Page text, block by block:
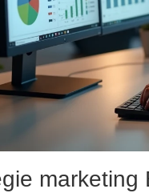
marketing